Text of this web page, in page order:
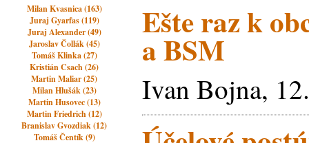
Milan Kvasnica (163)
Juraj Gyarfas (119)
Juraj Alexander (49)
Jaroslav Čollák (45)
Tomáš Klinka (27)
Kristián Csach (26)
Martin Maliar (25)
Milan Hlušák (23)
Martin Husovec (13)
Martin Friedrich (12)
Branislav Gvozdiak (12)
Tomáš Čentík (9)
Ešte raz k
a BSM
Ivan Bojna,